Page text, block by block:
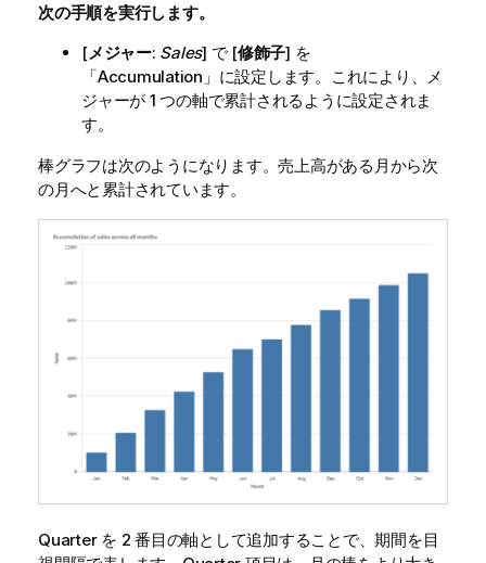
次の手順を実行します。
[メジャー: Sales] で [修飾子] を
「Accumulation 」に設定します。これにより、メ
ジャーが 1 つの軸で累計されるように設定されま
す。
棒グラフは次のようになります。売上高がある月から次
の月へと累計されています。
Quarterを 2 番目の軸として追加することで、期間を目